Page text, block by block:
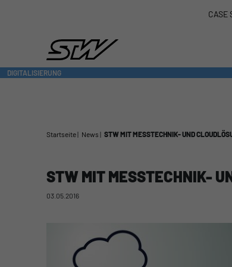
CASE
DIGITALISIERUNG
Startseite News STW MIT MESSTECHNIK- UND
STW MIT MESSTECHNIK-
03.05.2016